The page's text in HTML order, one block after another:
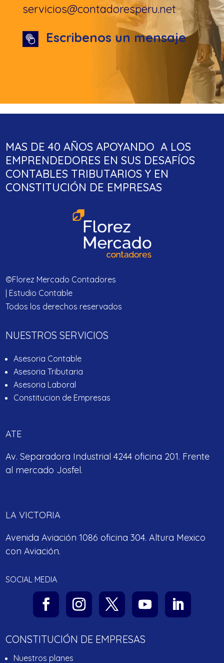
servicios@contadoresperu.net
Escribenos un mensaje
MAS DE 40 AÑOS APOYANDO A LOS
EMPRENDEDORES EN SUS DESAFÍOS
CONTABLES TRIBUTARIOS Y EN
CONSTITUCIÓN DE EMPRESAS
©Florez Mercado Contadores
| Estudio Contable
Todos los derechos reservados
NUESTROS SERVICIOS
Asesoria Contable
Asesoria Tributaria
Asesoria Laboral
Constitucion de Empresas
ATE
Av. Separadora Industrial 4244 oficina 201. Frente
al mercado Josfel.
LA VICTORIA
Avenida Aviación 1086 oficina 304. Altura Mexico
con Aviación.
SOCIAL MEDIA
CONSTITUCIÓN DE EMPRESAS
Nuestros planes